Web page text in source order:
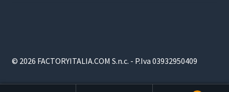
© 2026 FACTORYITALIA.COM S.n.c. - P.Iva 03932950409